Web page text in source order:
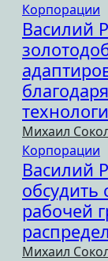
Корпорации
Василий
Михаил
Корпорации
Василий
рабочей
Михаил